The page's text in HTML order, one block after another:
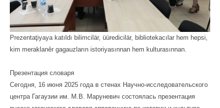
Prezentaţiyaya katıldı bilimcilär, üüredicilär, bibliotekacılar hem hepsi,
kim meraklanȇr gagauzların istoriyasınnan hem kulturasınnan.
Презентация словаря
Сегодня, 16 июня 2025 года в стенах Научно-исследовательского
центра Гагаузии им. М.В. Маруневич состоялась презентация